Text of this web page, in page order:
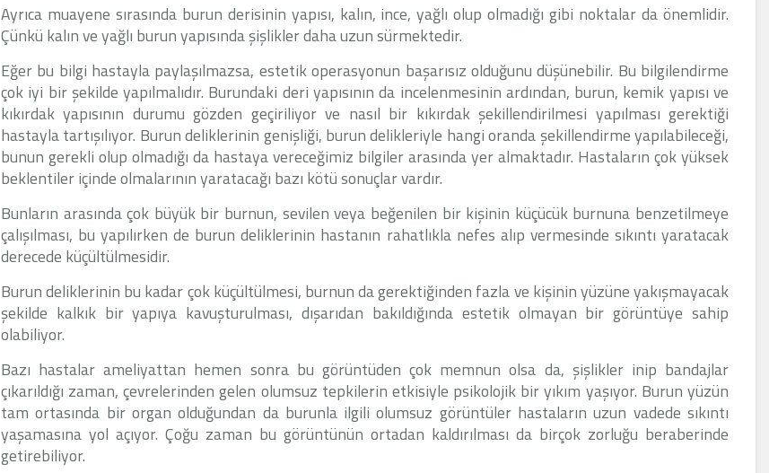
Ayrıca muayene sırasında burun derisinin yapısı, kalın, ince, yağlı olup olmadığı gibi noktalar da önemlidir.
Çünkü kalın ve yağlı burun yapısında şişlikler daha uzun sürmektedir.
Eğer bu bilgi hastayla paylaşılmazsa, estetik operasyonun başarısız olduğunu düşünebilir. Bu bilgilendirme
çok iyi bir şekilde yapılmalıdır. Burundaki deri yapısının da incelenmesinin ardından, burun, kemik yapısı ve
kıkırdak yapısının durumu gözden geçiriliyor ve nasıl bir kıkırdak şekillendirilmesi yapılması gerektiği
hastayla tartışılıyor. Burun deliklerinin genişliği, burun delikleriyle hangi oranda şekillendirme yapılabileceği,
bunun gerekli olup olmadığı da hastaya vereceğimiz bilgiler arasında yer almaktadır. Hastaların çok yüksek
beklentiler içinde olmalarının yaratacağı bazı kötü sonuçlar vardır.
Bunların arasında çok büyük bir burnun, sevilen veya beğenilen bir kişinin küçücük burnuna benzetilmeye
çalışılması, bu yapılırken de burun deliklerinin hastanın rahatlıkla nefes alıp vermesinde sıkıntı yaratacak
derecede küçültülmesidir.
Burun deliklerinin bu kadar çok küçültülmesi, burnun da gerektiğinden fazla ve kişinin yüzüne yakışmayacak
şekilde kalkık bir yapıya kavuşturulması, dışarıdan bakıldığında estetik olmayan bir görüntüye sahip
olabiliyor.
Bazı hastalar ameliyattan hemen sonra bu görüntüden çok memnun olsa da, şişlikler inip bandajlar
çıkarıldığı zaman, çevrelerinden gelen olumsuz tepkilerin etkisiyle psikolojik bir yıkım yaşıyor. Burun yüzün
tam ortasında bir organ olduğundan da burunla ilgili olumsuz görüntüler hastaların uzun vadede sıkıntı
yaşamasına yol açıyor. Çoğu zaman bu görüntünün ortadan kaldırılması da birçok zorluğu beraberinde
getirebiliyor.